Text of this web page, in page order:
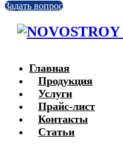
Задать вопрос
Главная
Продукция
Услуги
Прайс-лист
Контакты
Статьи